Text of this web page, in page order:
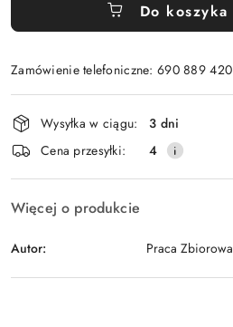
Do koszyka
Zamówienie telefoniczne: 690 889 420
Wyślij
Dostępność
i
dostawa
Wysyłka w ciągu:
3 dni
Cena przesyłki:
4
Więcej o produkcie
Autor: Praca Zbiorowa